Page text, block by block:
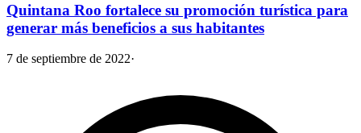
Quintana Roo fortalece su promoción turística para
generar más beneficios a sus habitantes
7 de septiembre de 2022·